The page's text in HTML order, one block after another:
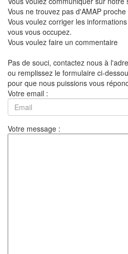
Vous ne trouvez pas d'AMAP
Vous voulez corriger les
vous vous occupez.
Vous voulez faire un commentaire
Pas de souci, contactez nous à
ou remplissez le formulaire ci-
pour que nous puissions vous
Votre email :
Votre message :